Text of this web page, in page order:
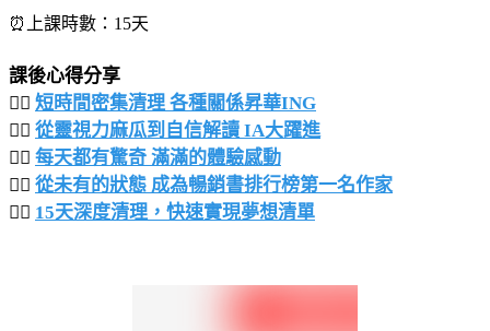
⏰上課時數：15天
課後心得分享
👉🏻 短時間密集清理 各種關係昇華ING
👉🏻 從靈視力麻瓜到自信解讀 IA大躍進
👉🏻 每天都有驚奇 滿滿的體驗感動
👉🏻 從未有的狀態 成為暢銷書排行榜第一名作家
👉🏻 15天深度清理，快速實現夢想清單